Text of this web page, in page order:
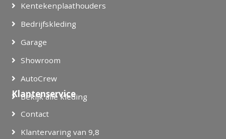
Kentekenplaathouders
Bedrijfskleding
Garage
Showroom
AutoCrew
Bekijk alle kleding
Klantenservice
Contact
Klantervaring van 9,8